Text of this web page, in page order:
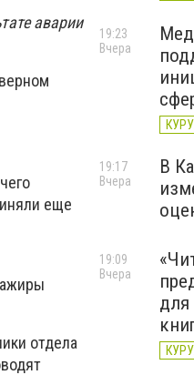
аварии
еще
отдела
19:23
Вчера
В
19:17
Вчера
для
19:09
Вчера